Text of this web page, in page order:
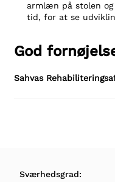
armlæn på stolen
tid, for at se
God
Sahvas
Sværhedsgrad: